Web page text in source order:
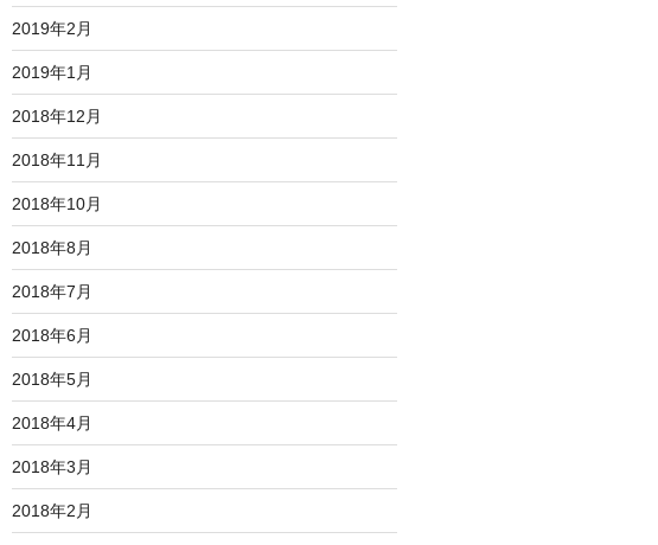
2019年2月
2019年1月
2018年12月
2018年11月
2018年10月
2018年8月
2018年7月
2018年6月
2018年5月
2018年4月
2018年3月
2018年2月